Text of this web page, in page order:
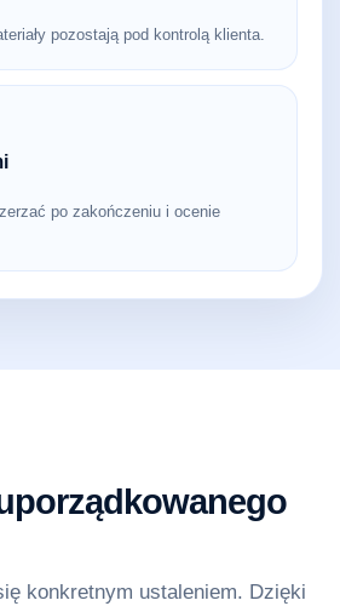
pozostają pod kontrolą klienta.
po zakończeniu i ocenie
konkretnym ustaleniem. Dzięki